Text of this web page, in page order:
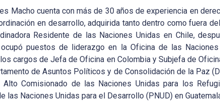
Macho cuenta con más de 30 años de experiencia en
en desarrollo, adquirida tanto dentro como fuera
Residente de las Naciones Unidas en Chile,
puestos de liderazgo en la Oficina de las
cargos de Jefa de Oficina en Colombia y Subjefa de
de Asuntos Políticos y de Consolidación de la Paz
Comisionado de las Naciones Unidas para los
las Naciones Unidas para el Desarrollo (PNUD) en